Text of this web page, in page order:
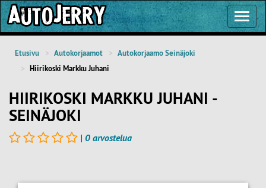
Etusivu Autokorjaamot
Autokorjaamo Seinäjoki
Hiirikoski Markku Juhani
HIIRIKOSKI MARKKU JUHANI -
SEINÄJOKI
| 0 arvostelua